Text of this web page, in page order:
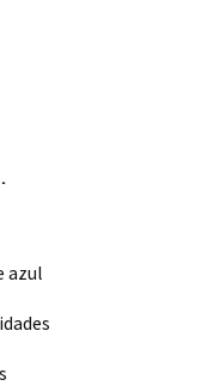
azul